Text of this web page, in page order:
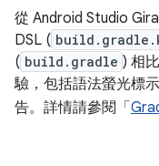
從 Android Studio
DSL (
( build.gradle ) 相
驗，包括語法螢光標
告。詳情請參閱「